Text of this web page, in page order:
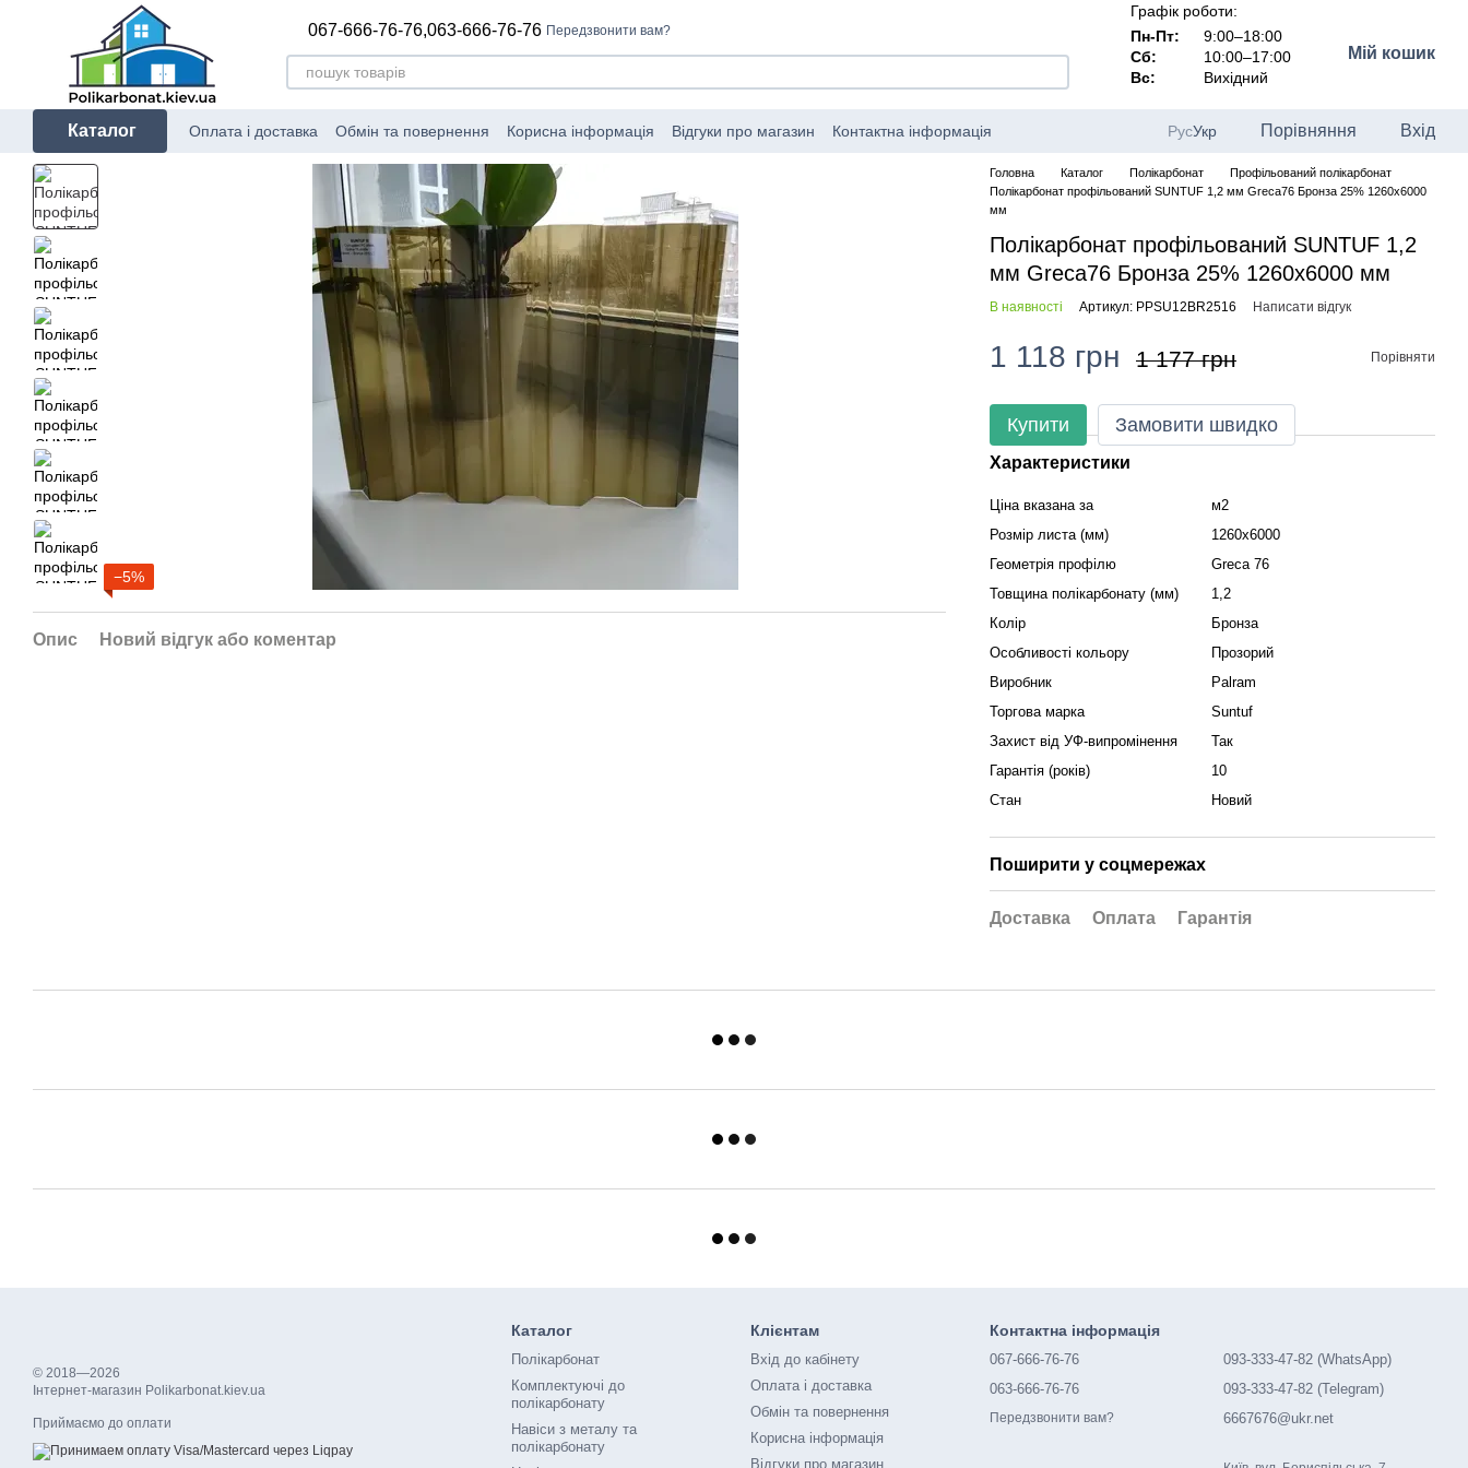
Перейти до основного контенту
067-666-76-76,063-666-76-76 Передзвонити вам?
Графік роботи:
Пн-Пт:
9:00–18:00
Сб:
10:00–17:00
Вс:
Вихідний
Мій кошик
Каталог Оплата і доставка Обмін та повернення Корисна інформація Відгуки про магазин Контактна інформація РусУкр Порівняння Вхід
−5%
Опис Новий відгук або коментар
Головна Каталог Полікарбонат
Профільований полікарбонат
Полікарбонат профільований SUNTUF 1,2 мм Greca76 Бронза 25% 1260x6000
мм
Полікарбонат профільований SUNTUF 1,2
мм Greca76 Бронза 25% 1260x6000 мм
В наявності Артикул: PPSU12BR2516 Написати відгук
1 118 грн 1 177 грн Порівняти
Купити Замовити швидко
Характеристики
Ціна вказана за
м2
Розмір листа (мм)
1260x6000
Геометрія профілю
Greca 76
Товщина полікарбонату (мм)
1,2
Колір
Бронза
Особливості кольору
Прозорий
Виробник
Palram
Торгова марка
Suntuf
Захист від УФ-випромінення
Так
Гарантія (років)
10
Стан
Новий
Поширити у соцмережах
Доставка Оплата Гарантія
© 2018—2026
Інтернет-магазин Polikarbonat.kiev.ua
Приймаємо до оплати
Каталог
Полікарбонат
Комплектуючі до
полікарбонату
Навіси з металу та
полікарбонату
Клієнтам
Вхід до кабінету
Оплата і доставка
Обмін та повернення
Корисна інформація
Відгуки про магазин
Контактна інформація
067-666-76-76
063-666-76-76
Передзвонити вам?
093-333-47-82 (WhatsApp)
093-333-47-82 (Telegram)
6667676@ukr.net